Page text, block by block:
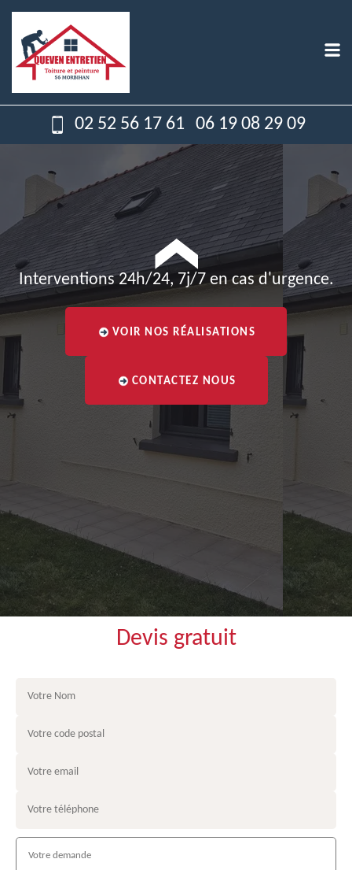
02 52 56 17 61 06 19 08 29 09
Interventions 24h/24, 7j/7 en cas d'urgence.
VOIR NOS RÉALISATIONS
CONTACTEZ NOUS
Devis gratuit